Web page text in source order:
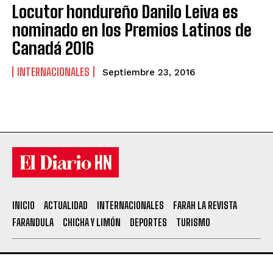
Locutor hondureño Danilo Leiva es
nominado en los Premios Latinos de
Canadá 2016
INTERNACIONALES Septiembre 23, 2016
INICIO ACTUALIDAD INTERNACIONALES
FARAH LA REVISTA
FARANDULA
CHICHA Y LIMÓN DEPORTES TURISMO